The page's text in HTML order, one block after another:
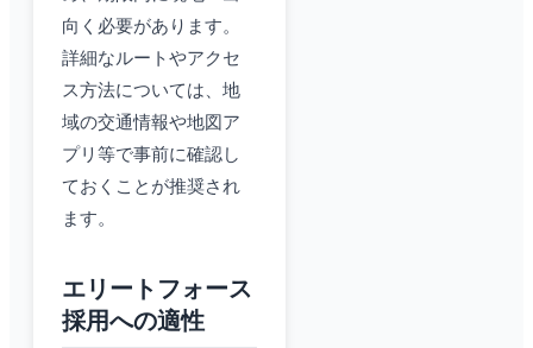
向く必要があります。
詳細なルートやアクセ
ス方法については、地
域の交通情報や地図ア
プリ等で事前に確認し
ておくことが推奨され
ます。
エリートフォース
採用への適性